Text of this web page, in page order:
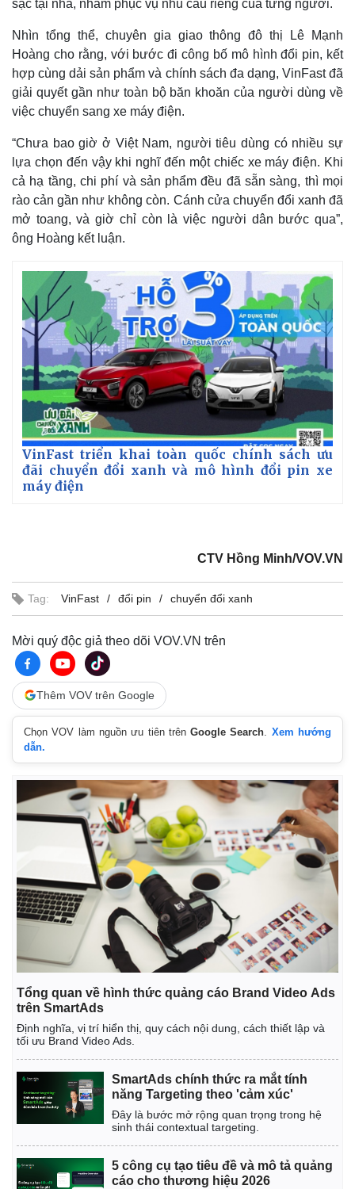
Pháp luật
Vụ án
Tin nóng
Tư vấn luật
Vũ khí
Phân tích
sạc tại nhà, nhằm phục vụ nhu cầu riêng của từng người.
Nhìn tổng thể, chuyên gia giao thông đô thị Lê Mạnh
Hoàng cho rằng, với bước đi công bố mô hình đổi pin, kết
hợp cùng dải sản phẩm và chính sách đa dạng, VinFast đã
giải quyết gần như toàn bộ băn khoăn của người dùng về
việc chuyển sang xe máy điện.
“Chưa bao giờ ở Việt Nam, người tiêu dùng có nhiều sự
lựa chọn đến vậy khi nghĩ đến một chiếc xe máy điện. Khi
cả hạ tầng, chi phí và sản phẩm đều đã sẵn sàng, thì mọi
rào cản gần như không còn. Cánh cửa chuyển đổi xanh đã
mở toang, và giờ chỉ còn là việc người dân bước qua”,
ông Hoàng kết luận.
VinFast triển khai toàn quốc chính sách ưu
đãi chuyển đổi xanh và mô hình đổi pin xe
máy điện
CTV Hồng Minh/VOV.VN
Tag: VinFast đổi pin chuyển đổi xanh
Mời quý độc giả theo dõi VOV.VN trên
Thêm VOV trên Google
Chọn VOV làm nguồn ưu tiên trênGoogle Search
Xem hướng
dẫn.
Tổng quan về hình thức quảng cáo Brand Video Ads
trên SmartAds
Định nghĩa, vị trí hiển thị, quy cách nội dung, cách thiết lập và
tối ưu Brand Video Ads.
SmartAds chính thức ra mắt tính
năng Targeting theo 'cảm xúc'
Đây là bước mở rộng quan trọng trong hệ
sinh thái contextual targeting.
5 công cụ tạo tiêu đề và mô tả quảng
cáo cho thương hiệu 2026